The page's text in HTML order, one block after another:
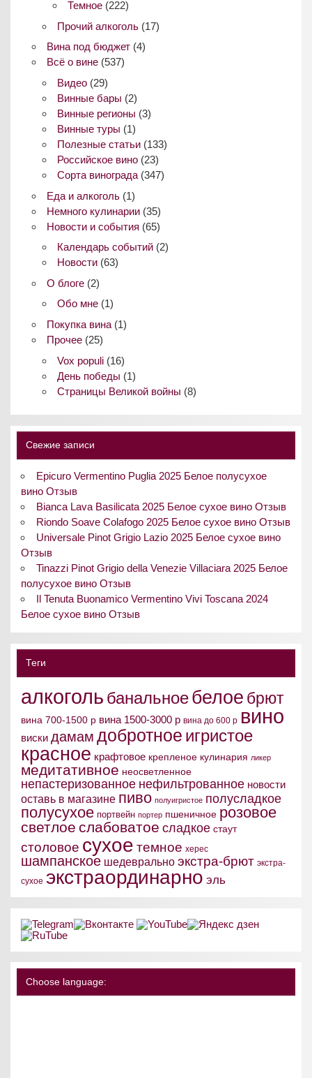
Темное (222)
Прочий алкоголь(17)
Вина под бюджет(4)
Всё о вине(537)
Видео(29)
Винные бары (2)
Винные регионы (3)
Винные туры (1)
Полезные статьи(133)
Российское вино(23)
Сорта винограда(347)
Еда и алкоголь(1)
Немного кулинарии(35)
Новости и события (65)
Календарь событий(2)
Новости(63)
О блоге(2)
Обо мне(1)
Покупка вина(1)
Прочее(25)
Vox populi(16)
День победы (1)
Страницы Великой войны (8)
Свежие записи
Epicuro Vermentino Puglia 2025 Белое полусухое
вино Отзыв
Bianca Lava Basilicata 2025 Белое сухое вино Отзыв
Riondo Soave Colafogo 2025 Белое сухое вино Отзыв
Universale Pinot Grigio Lazio 2025 Белое сухое вино
Отзыв
Tinazzi Pinot Grigio della Venezie Villaciara 2025 Белое
полусухое вино Отзыв
Il Tenuta Buonamico Vermentino Vivi Toscana 2024
Белое сухое вино Отзыв
Теги
алкоголь банальноебелое брют
вина 700-1500 р вина 1500-3000 р вина до 600 р вино
виски дамам добротное игристое
красное крафтовое крепленое кулинария ликер
медитативное неосветленное
непастеризованное нефильтрованное новости
оставь в магазине пиво полуигристое полусладкое
полусухое портвейн портер пшеничное розовое
светлое слабоватое сладкое стаут
столовое сухое темное херес
шампанское шедеврально экстра-брют экстра-
сухое экстраординарно эль
Choose language: